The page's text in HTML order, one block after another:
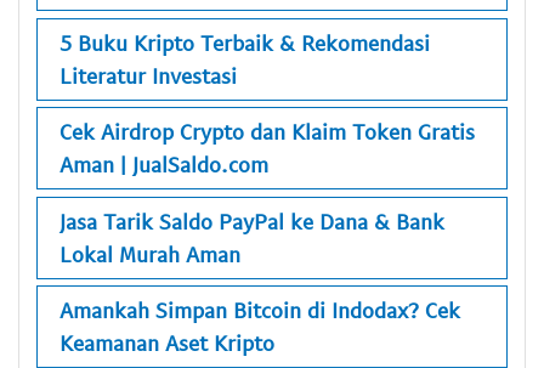
5 Buku Kripto Terbaik & Rekomendasi
Literatur Investasi
Cek Airdrop Crypto dan Klaim Token Gratis
Aman | JualSaldo.com
Jasa Tarik Saldo PayPal ke Dana & Bank
Lokal Murah Aman
Amankah Simpan Bitcoin di Indodax? Cek
Keamanan Aset Kripto